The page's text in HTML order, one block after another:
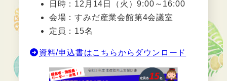
日時：12月14日（火）9:00～16:00
会場：すみだ産業会館第4会議室
定員：15名
資料/申込書はこちらからダウンロード